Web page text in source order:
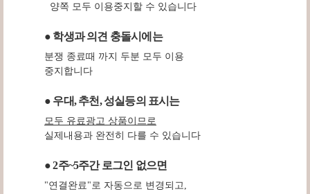
양쪽 모두 이용중지할 수 있습니다
● 학생과 의견 충돌시에는
분쟁 종료때 까지 두분 모두 이용
중지합니다
● 우대, 추천, 성실등의 표시는
모두 유료광고 상품이므로
실제내용과 완전히 다를 수 있습니다
● 2주~5주간 로그인 없으면
"연결완료"로 자동으로 변경되고,